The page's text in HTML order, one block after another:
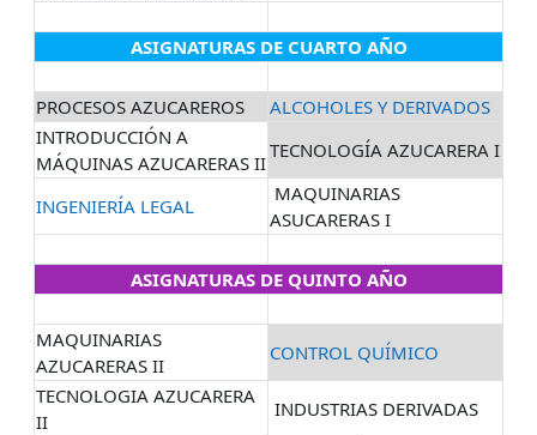
ASIGNATURAS DE CUARTO AÑO
PROCESOS AZUCAREROS
ALCOHOLES Y DERIVADOS
INTRODUCCIÓN A
MÁQUINAS AZUCARERAS II
TECNOLOGÍA AZUCARERA I
INGENIERÍA LEGAL
MAQUINARIAS
ASUCARERAS I
ASIGNATURAS DE QUINTO AÑO
MAQUINARIAS
AZUCARERAS II
CONTROL QUÍMICO
TECNOLOGIA AZUCARERA
II
INDUSTRIAS DERIVADAS